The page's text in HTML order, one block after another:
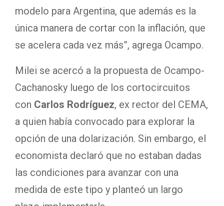
modelo para Argentina, que además es la
única manera de cortar con la inflación, que
se acelera cada vez más”, agrega Ocampo.
Milei se acercó a la propuesta de Ocampo-
Cachanosky luego de los cortocircuitos
con Carlos Rodríguez, ex rector del CEMA,
a quien había convocado para explorar la
opción de una dolarización. Sin embargo, el
economista declaró que no estaban dadas
las condiciones para avanzar con una
medida de este tipo y planteó un largo